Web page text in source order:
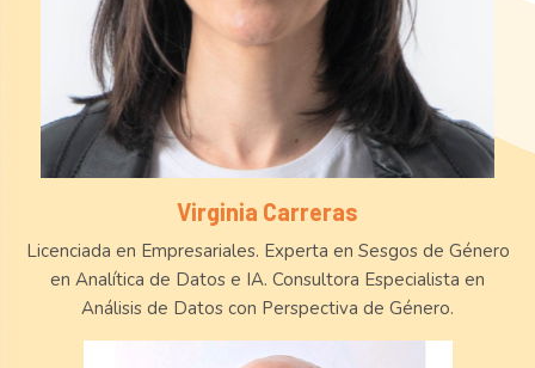
Virginia Carreras
Licenciada en Empresariales. Experta en Sesgos de Género
en Analítica de Datos e IA. Consultora Especialista en
Análisis de Datos con Perspectiva de Género.